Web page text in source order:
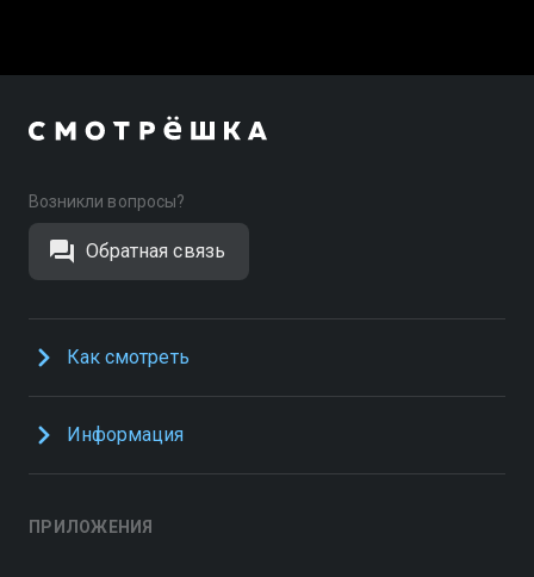
Возникли вопросы?
Обратная связь
Как смотреть
Информация
ПРИЛОЖЕНИЯ